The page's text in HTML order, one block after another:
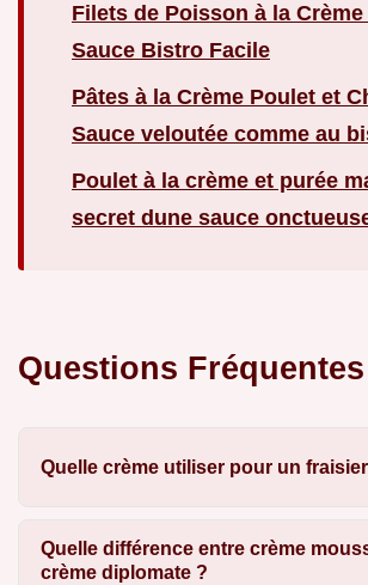
Filets de Poisson à la
Sauce Bistro Facile
Pâtes à la Crème Poulet et
Sauce veloutée comme au
Poulet à la crème et purée
secret dune sauce
Questions Fréquentes
Quelle crème utiliser pour un
Quelle différence entre crème
crème diplomate ?